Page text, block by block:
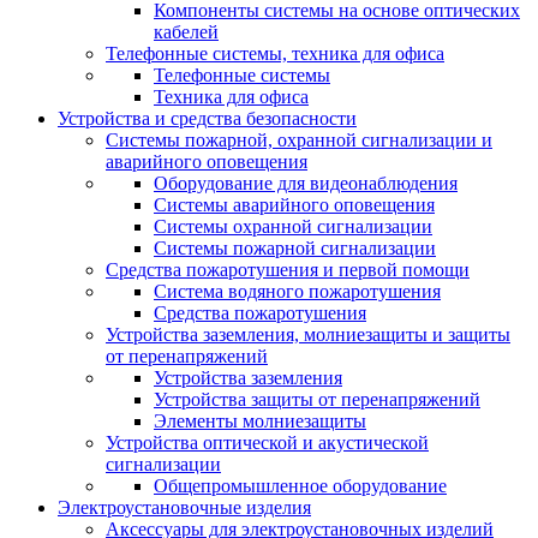
Компоненты системы на основе оптических
кабелей
Телефонные системы, техника для офиса
Телефонные системы
Техника для офиса
Устройства и средства безопасности
Системы пожарной, охранной сигнализации и
аварийного оповещения
Оборудование для видеонаблюдения
Системы аварийного оповещения
Системы охранной сигнализации
Системы пожарной сигнализации
Средства пожаротушения и первой помощи
Система водяного пожаротушения
Средства пожаротушения
Устройства заземления, молниезащиты и защиты
от перенапряжений
Устройства заземления
Устройства защиты от перенапряжений
Элементы молниезащиты
Устройства оптической и акустической
сигнализации
Общепромышленное оборудование
Электроустановочные изделия
Аксессуары для электроустановочных изделий